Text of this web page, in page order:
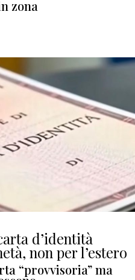
zona
d’identità
non per l’estero
“provvisoria” ma